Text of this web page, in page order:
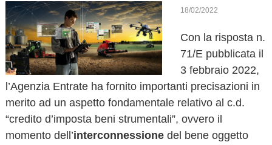
o
v
a
18/02/2022
Con la risposta n.
71/E pubblicata il
3 febbraio 2022,
l’Agenzia Entrate ha fornito importanti precisazioni in
merito ad un aspetto fondamentale relativo al c.d.
“credito d’imposta beni strumentali”, ovvero il
momento dell’interconnessionedel bene oggetto